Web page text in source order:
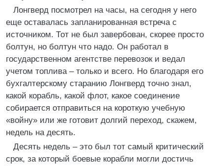
Лонгверд посмотрел на часы, на сегодня у него
еще оставалась запланированная встреча с
источником. Тот не был завербован, скорее просто
болтун, но болтун что надо. Он работал в
государственном агентстве перевозок и ведал
учетом топлива – только и всего. Но благодаря его
бухгалтерскому старанию Лонгверд точно знал,
какой корабль, какой флот, какое соединение
собирается отправиться на короткую учебную
«войну» или же готовит долгий переход, скажем,
недель на десять.
Десять недель – это был тот самый критический
срок, за который боевые корабли могли достичь